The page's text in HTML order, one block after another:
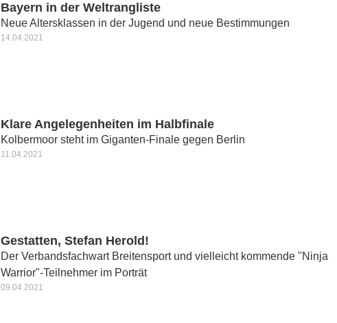
Bayern in der Weltrangliste
Neue Altersklassen in der Jugend und neue Bestimmungen
14.04.2021
Klare Angelegenheiten im Halbfinale
Kolbermoor steht im Giganten-Finale gegen Berlin
11.04.2021
Gestatten, Stefan Herold!
Der Verbandsfachwart Breitensport und vielleicht kommende "Ninja
Warrior"-Teilnehmer im Porträt
09.04.2021